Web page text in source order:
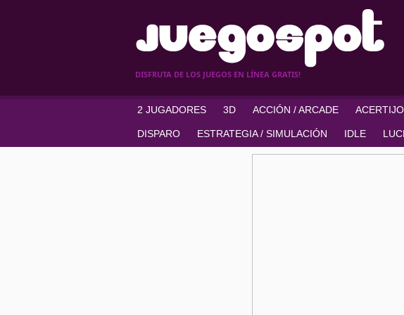
DISFRUTA DE LOS JUEGOS EN LÍNEA GRATIS!
2 JUGADORES 3D ACCIÓN / ARCADE
DISPARO ESTRATEGIA / SIMULACIÓN IDLE